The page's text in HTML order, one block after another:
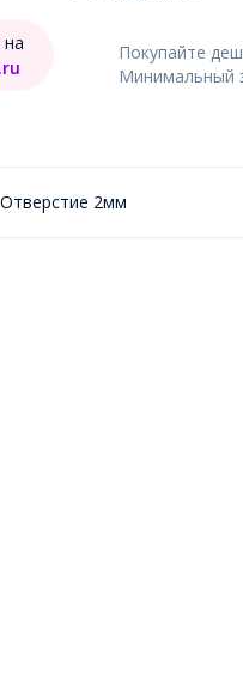
Покупайте
Минимальный
2мм